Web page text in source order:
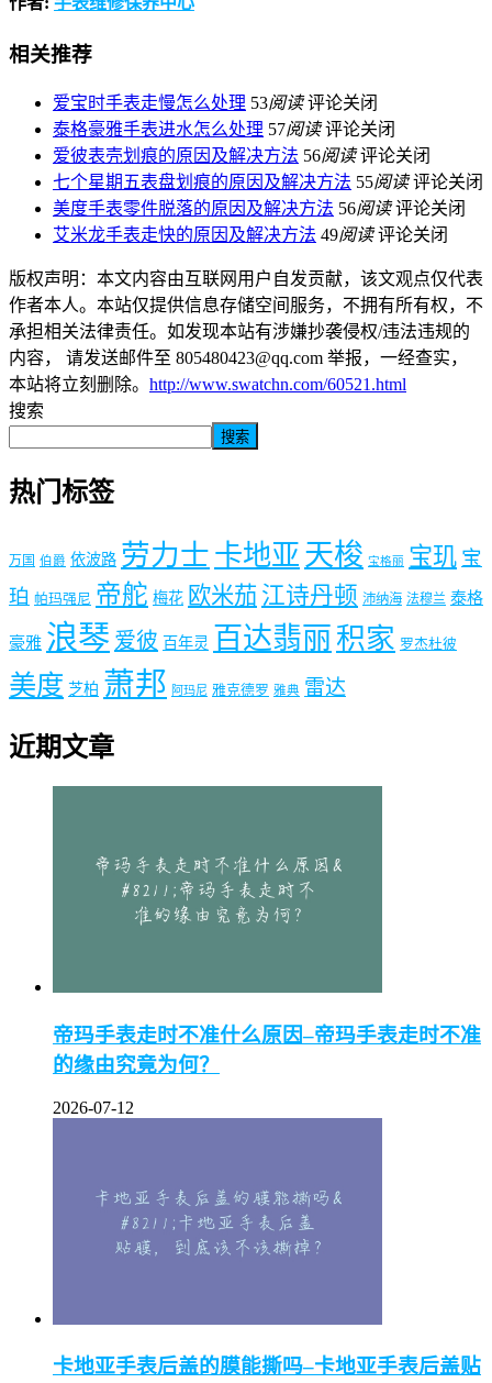
相关推荐
爱宝时手表走慢怎么处理 53阅读 评论关闭
泰格豪雅手表进水怎么处理 57阅读 评论关闭
爱彼表壳划痕的原因及解决方法 56阅读 评论关闭
七个星期五表盘划痕的原因及解决方法 55阅读 评论关闭
美度手表零件脱落的原因及解决方法 56阅读 评论关闭
艾米龙手表走快的原因及解决方法 49阅读 评论关闭
版权声明：本文内容由互联网用户自发贡献，该文观点仅代表
作者本人。本站仅提供信息存储空间服务，不拥有所有权，不
承担相关法律责任。如发现本站有涉嫌抄袭侵权/违法违规的
内容， 请发送邮件至 805480423@qq.com 举报，一经查实，
本站将立刻删除。 http://www.swatchn.com/60521.html
搜索
搜索
热门标签
万国 伯爵 依波路 劳力士 卡地亚 天梭 宝格丽 宝玑 宝
珀 帕玛强尼 帝舵 梅花 欧米茄 江诗丹顿 沛纳海 法穆兰 泰格
豪雅 浪琴 爱彼 百年灵 百达翡丽 积家 罗杰杜彼
美度 芝柏 萧邦 阿玛尼 雅克德罗 雅典 雷达
近期文章
帝玛手表走时不准什么原因–帝玛手表走时不准
的缘由究竟为何？
2026-07-12
卡地亚手表后盖的膜能撕吗–卡地亚手表后盖贴